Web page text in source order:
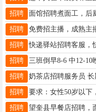
招聘
招聘
招聘
招聘
招聘
招聘
招聘